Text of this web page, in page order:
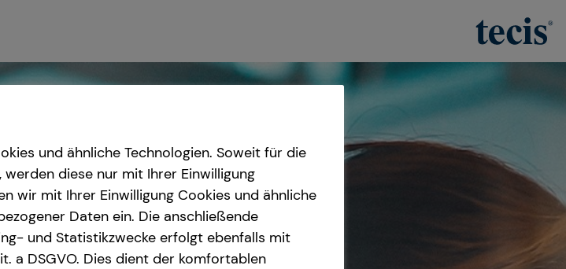
und ähnliche Technologien. Soweit für die
diese nur mit Ihrer Einwilligung
wir mit Ihrer Einwilligung Cookies und ähnliche
Daten ein. Die anschließende
und Statistikzwecke erfolgt ebenfalls mit
a DSGVO. Dies dient der komfortablen